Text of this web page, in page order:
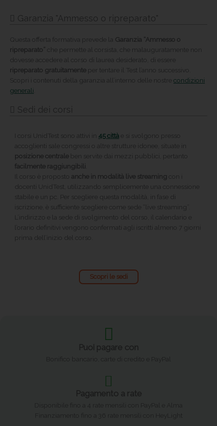
Garanzia "Ammesso o ripreparato"
Questa offerta formativa prevede la Garanzia “Ammesso o
ripreparato” che permette al corsista, che malauguratamente non
dovesse accedere al corso di laurea desiderato, di essere
ripreparato gratuitamente per tentare il Test l’anno successivo.
Scopri i contenuti della garanzia all’interno delle nostre condizioni
generali
Sedi dei corsi
I corsi UnidTest sono attivi in 45 cittàe si svolgono presso
accoglienti sale congressi o altre strutture idonee, situate in
posizione centrale ben servite dai mezzi pubblici, pertanto
facilmente raggiungibili
Il corso è proposto anche in modalità live streaming con i
docenti UnidTest, utilizzando semplicemente una connessione
stabile e un pc. Per scegliere questa modalità, in fase di
iscrizione, è sufficiente scegliere come sede “live streaming”.
L’indirizzo e la sede di svolgimento del corso, il calendario e
l’orario definitivi vengono confermati agli iscritti almeno 7 giorni
prima dell’inizio del corso.
Scopri le sedi